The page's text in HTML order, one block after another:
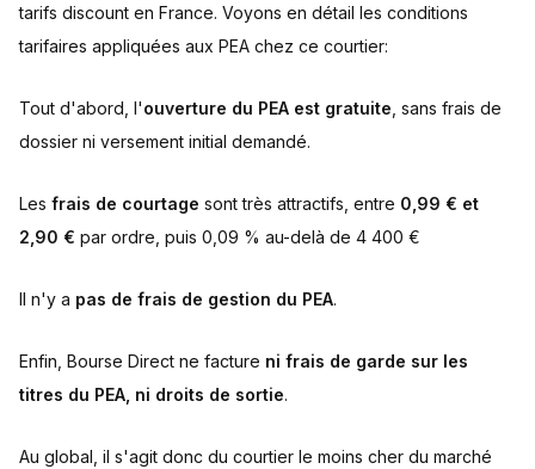
tarifs discount en France. Voyons en détail les conditions
tarifaires appliquées aux PEA chez ce courtier:
Tout d'abord, l'ouverture du PEA est gratuite , sans frais de
dossier ni versement initial demandé.
Les frais de courtage sont très attractifs, entre 0,99 € et
2,90 € par ordre, puis 0,09 % au-delà de 4 400 €
Il n'y a pas de frais de gestion du PEA.
Enfin, Bourse Direct ne facture ni frais de garde sur les
titres du PEA, ni droits de sortie.
Au global, il s'agit donc du courtier le moins cher du marché